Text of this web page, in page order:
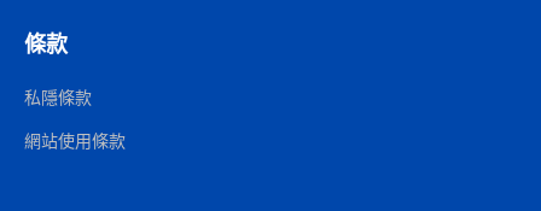
條款
私隱條款
網站使用條款